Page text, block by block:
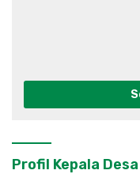
Profil Kepala Desa